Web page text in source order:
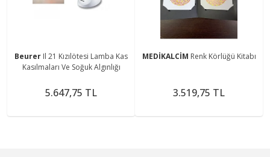
Beurer Il 21 Kızılötesi Lamba Kas
Kasılmaları Ve Soğuk Algınlığı
5.647,75 TL
MEDİKALCİM Renk Körlüğü Kitabı
3.519,75 TL